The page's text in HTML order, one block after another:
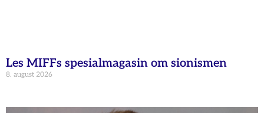
Les MIFFs spesialmagasin om sionismen
8. august 2026